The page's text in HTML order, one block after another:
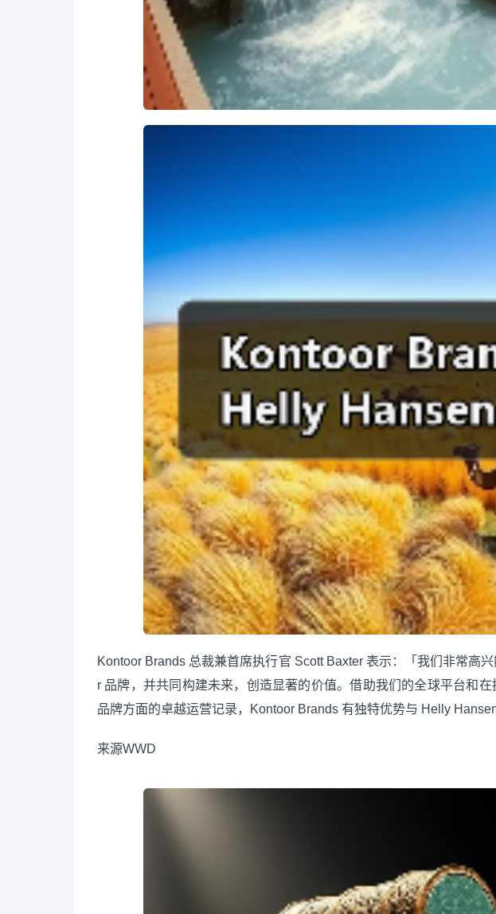
Kontoor Brands 总裁兼首席执行官 Scott Baxter 表示：「我们非常高
r 品牌，并共同构建未来，创造显著的价值。借助我们的全球平台和
品牌方面的卓越运营记录，Kontoor Brands 有独特优势与 Helly
来源WWD